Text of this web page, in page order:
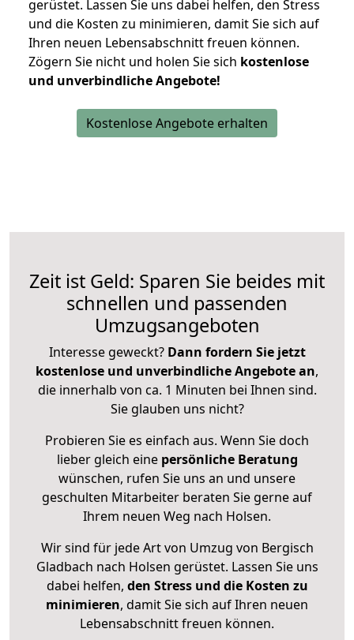
gerüstet. Lassen Sie uns dabei helfen, den Stress
und die Kosten zu minimieren, damit Sie sich auf
Ihren neuen Lebensabschnitt freuen können.
Zögern Sie nicht und holen Sie sich kostenlose
und unverbindliche Angebote!
Kostenlose Angebote erhalten
Zeit ist Geld: Sparen Sie beides mit
schnellen und passenden
Umzugsangeboten
Interesse geweckt? Dann fordern Sie jetzt
kostenlose und unverbindliche Angebote an,
die innerhalb von ca. 1 Minuten bei Ihnen sind.
Sie glauben uns nicht?
Probieren Sie es einfach aus. Wenn Sie doch
lieber gleich eine persönliche Beratung
wünschen, rufen Sie uns an und unsere
geschulten Mitarbeiter beraten Sie gerne auf
Ihrem neuen Weg nach Holsen.
Wir sind für jede Art von Umzug von Bergisch
Gladbach nach Holsen gerüstet. Lassen Sie uns
dabei helfen, den Stress und die Kosten zu
minimieren, damit Sie sich auf Ihren neuen
Lebensabschnitt freuen können.